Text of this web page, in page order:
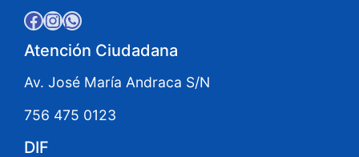
Facebook InstagramWhatsApp
Atención Ciudadana
Av. José María Andraca S/N
756 475 0123
DIF